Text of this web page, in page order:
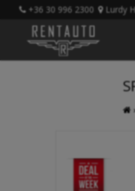
+36 30 996 2300 Lurdy